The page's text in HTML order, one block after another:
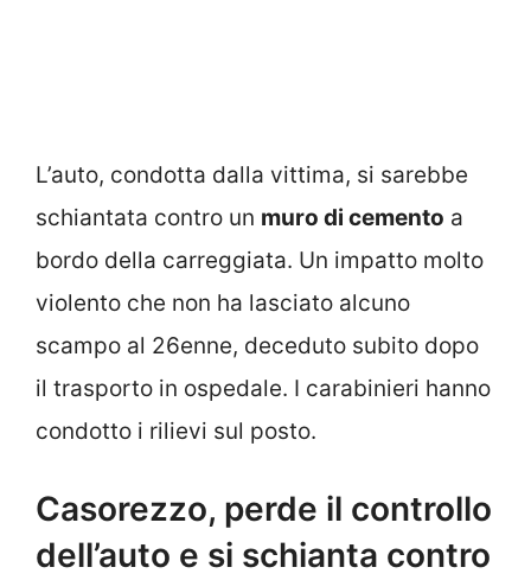
L’auto, condotta dalla vittima, si sarebbe
schiantata contro un muro di cemento a
bordo della carreggiata. Un impatto molto
violento che non ha lasciato alcuno
scampo al 26enne, deceduto subito dopo
il trasporto in ospedale. I carabinieri hanno
condotto i rilievi sul posto.
Casorezzo, perde il controllo
dell’auto e si schianta contro